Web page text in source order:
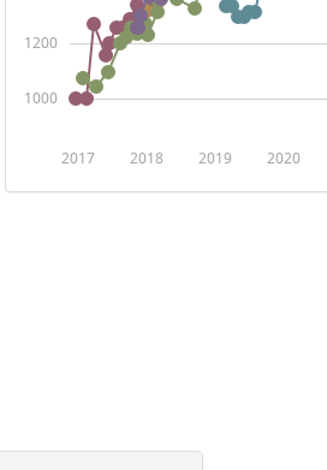
2017 2018 2019 2020
1000
1200